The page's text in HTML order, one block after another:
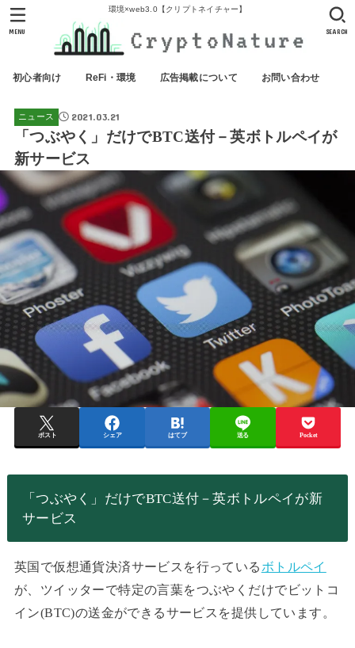
環境×web3.0【クリプトネイチャー】
初心者向け ReFi・環境 広告掲載について お問い合わせ
SEARCH
MENU
ニュース 2021.03.21
「つぶやく」だけでBTC送付－英ボトルペイが
新サービス
ポスト シェア はてブ 送る Pocket
「つぶやく」だけでBTC送付－英ボトルペイが新
サービス
英国で仮想通貨決済サービスを行っているボトルペイ
が、ツイッターで特定の言葉をつぶやくだけでビットコ
イン(BTC)の送金ができるサービスを提供しています。